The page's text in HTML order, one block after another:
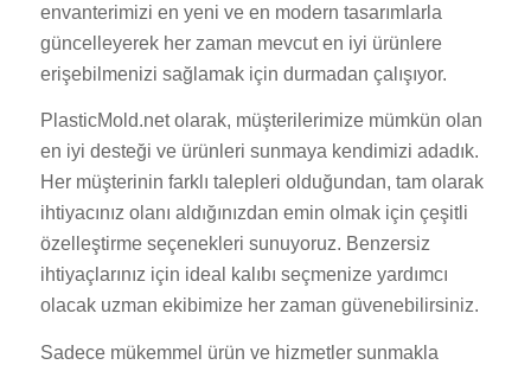
envanterimizi en yeni ve en modern tasarımlarla
güncelleyerek her zaman mevcut en iyi ürünlere
erişebilmenizi sağlamak için durmadan çalışıyor.
PlasticMold.net olarak, müşterilerimize mümkün olan
en iyi desteği ve ürünleri sunmaya kendimizi adadık.
Her müşterinin farklı talepleri olduğundan, tam olarak
ihtiyacınız olanı aldığınızdan emin olmak için çeşitli
özelleştirme seçenekleri sunuyoruz. Benzersiz
ihtiyaçlarınız için ideal kalıbı seçmenize yardımcı
olacak uzman ekibimize her zaman güvenebilirsiniz.
Sadece mükemmel ürün ve hizmetler sunmakla